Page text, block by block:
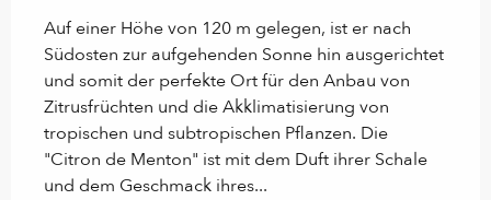
Auf einer Höhe von 120 m gelegen, ist er nach
Südosten zur aufgehenden Sonne hin ausgerichtet
und somit der perfekte Ort für den Anbau von
Zitrusfrüchten und die Akklimatisierung von
tropischen und subtropischen Pflanzen. Die
"Citron de Menton" ist mit dem Duft ihrer Schale
und dem Geschmack ihres...